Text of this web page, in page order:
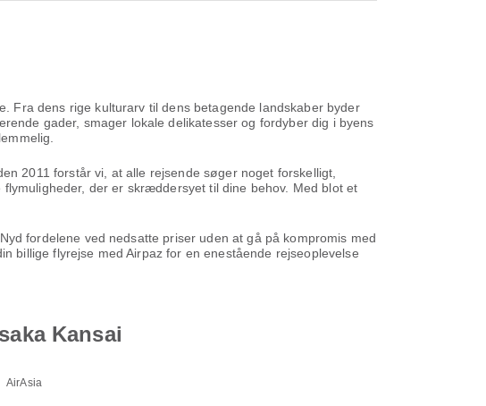
Fra dens rige kulturarv til dens betagende landskaber byder
gader, smager lokale delikatesser og fordyber dig i byens
2011 forstår vi, at alle rejsende søger noget forskelligt,
der er skræddersyet til dine behov. Med blot et
fordelene ved nedsatte priser uden at gå på kompromis med
billige flyrejse med Airpaz for en enestående rejseoplevelse
Kansai
AirAsia